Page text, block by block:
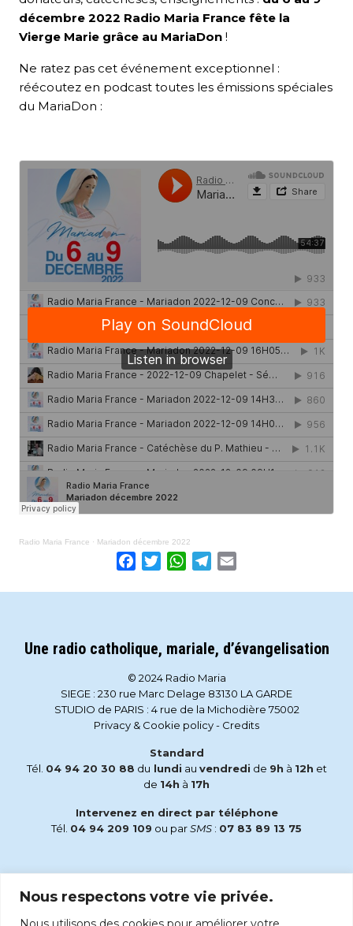
Nous respectons votre vie privée.
décembre 2022 Radio Maria France fête la
Vierge Marie grâce au MariaDon !
Ne ratez pas cet événement exceptionnel :
réécoutez en podcast toutes les émissions spéciales
du MariaDon :
Radio Maria France · Mariadon décembre 2022
Facebook
TwitterWhatsApp
Telegram
Une radio catholique, mariale, d’évangelisation
© 2024 Radio Maria
SIEGE : 230 rue Marc Delage 83130 LA GARDE
STUDIO de PARIS : 4 rue de la Michodière 75002
Privacy & Cookie policy- Credits
Standard
Tél. 04 94 20 30 88 du lundi au vendredi de 9h à 12h et
de 14h à 17h
Intervenez en direct par téléphone
Tél. 04 94 209 109 ou parSMS : 07 83 89 13 75
accueil@radiomaria.fr